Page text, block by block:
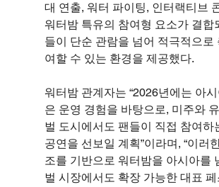
대 연출, 워터 파이팅, 인터랙티브
워터밤 특유의 참여형 요소가 결합
들이 단순 관람을 넘어 적극적으로
여할 수 있는 환경을 제공했다.
워터밤 관계자는 “2026년에는 아
은 운영 경험을 바탕으로, 미주와
벌 도시에서도 팬들이 직접 참여하
공연을 선보일 계획”이라며, “이러
조를 기반으로 워터밤을 아시아를
벌 시장에서도 확장 가능한 대표